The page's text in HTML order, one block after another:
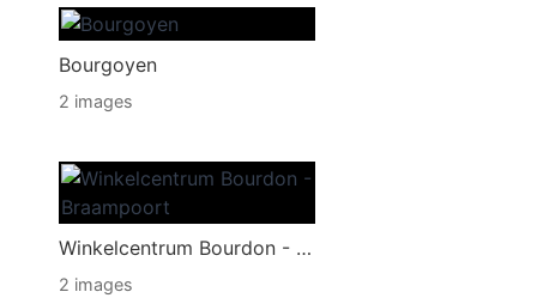
Bourgoyen
2 images
Winkelcentrum Bourdon - Braampoort
2 images